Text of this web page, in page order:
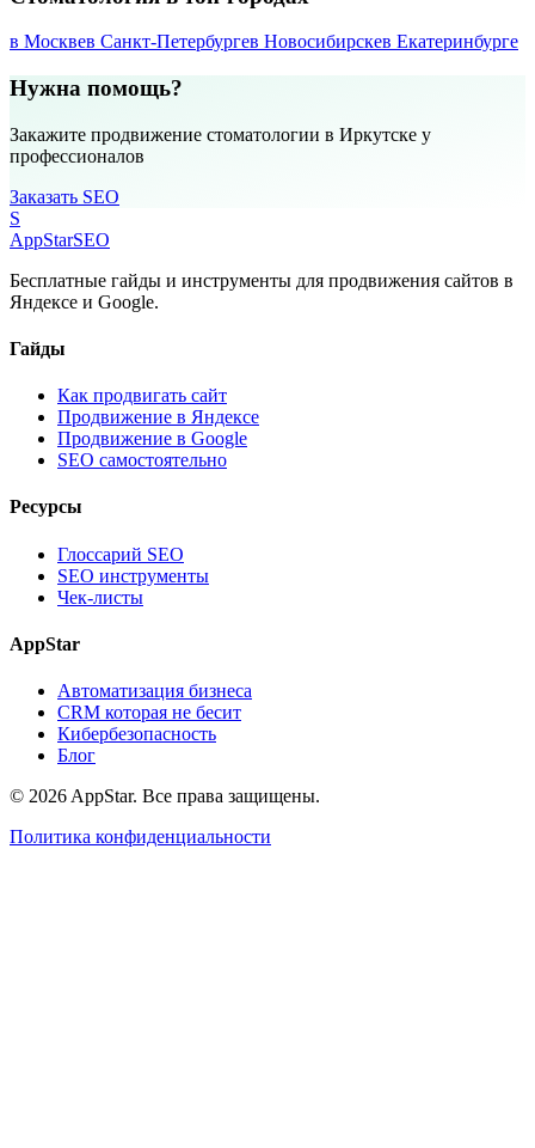
в Москвев Санкт-Петербургев Новосибирскев Екатеринбурге
Нужна помощь?
Закажите продвижение стоматологии в Иркутске у
профессионалов
Заказать SEO
S
AppStarSEO
Бесплатные гайды и инструменты для продвижения сайтов в
Яндексе и Google.
Гайды
Как продвигать сайт
Продвижение в Яндексе
Продвижение в Google
SEO самостоятельно
Ресурсы
Глоссарий SEO
SEO инструменты
Чек-листы
AppStar
Автоматизация бизнеса
CRM которая не бесит
Кибербезопасность
Блог
© 2026 AppStar. Все права защищены.
Политика конфиденциальности